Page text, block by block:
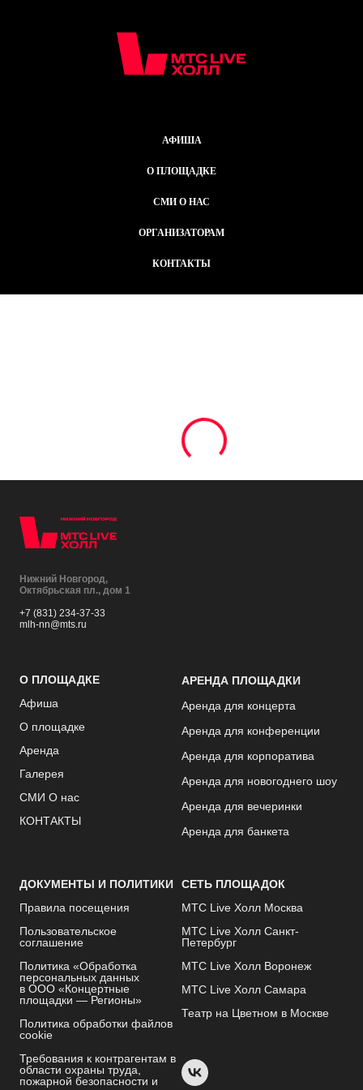
АФИША
О ПЛОЩАДКЕ
СМИ О НАС
ОРГАНИЗАТОРАМ
КОНТАКТЫ
Нижний Новгород,
Октябрьская пл., дом 1
+7 (831) 234-37-33
mlh-nn@mts.ru
О ПЛОЩАДКЕ
Афиша
О площадке
Аренда
Галерея
СМИ О нас
КОНТАКТЫ
АРЕНДА ПЛОЩАДКИ
Аренда для концерта
Аренда для конференции
Аренда для корпоратива
Аренда для новогоднего шоу
Аренда для вечеринки
Аренда для банкета
ДОКУМЕНТЫ И ПОЛИТИКИ
Правила посещения
Пользовательское
соглашение
Политика «Обработка
персональных данных
в ООО «Концертные
площадки — Регионы»
Политика обработки файлов
cookie
Требования к контрагентам в
области охраны труда,
пожарной безопасности и
СЕТЬ ПЛОЩАДОК
МТС Live Холл Москва
МТС Live Холл Санкт-
Петербург
МТС Live Холл Воронеж
МТС Live Холл Самара
Театр на Цветном в Москве